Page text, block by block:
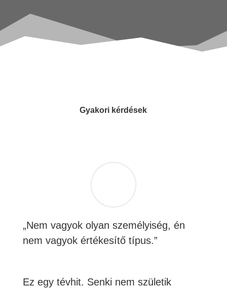
Gyakori kérdések
„Nem vagyok olyan személyiség, én
nem vagyok értékesítő típus.”
Ez egy tévhit. Senki nem születik